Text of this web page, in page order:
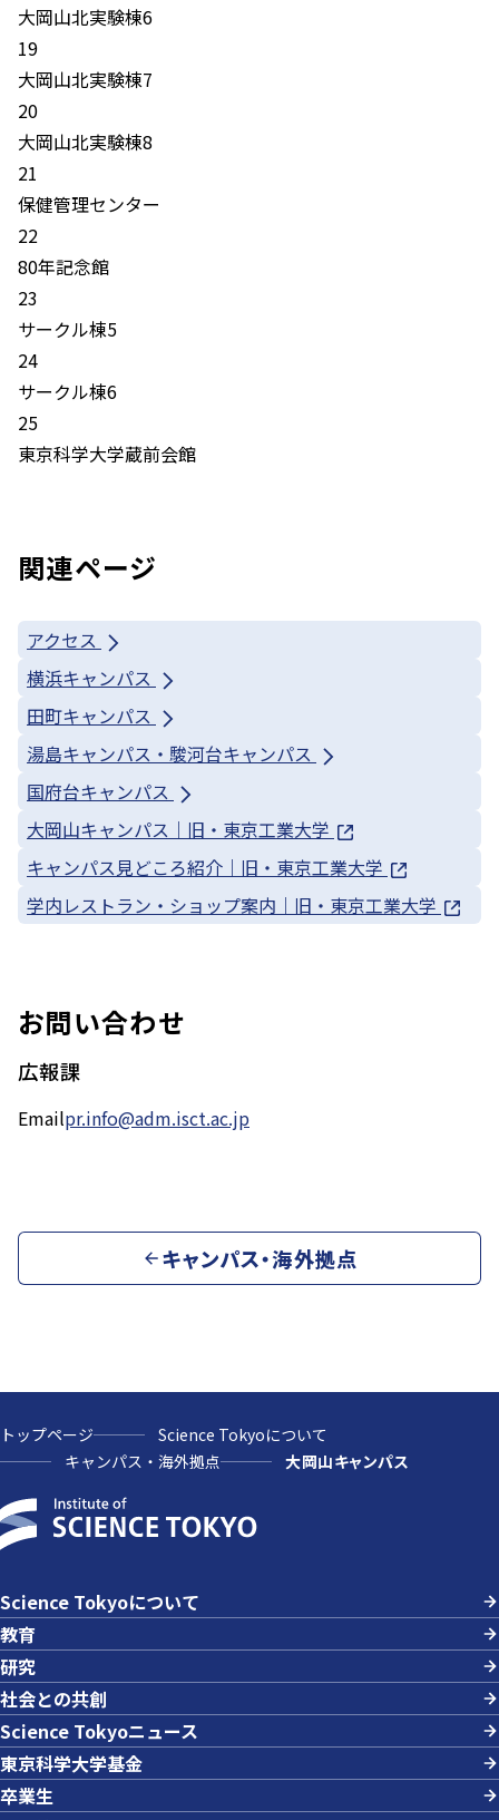
大岡山北実験棟6
19
大岡山北実験棟7
20
大岡山北実験棟8
21
保健管理センター
22
80年記念館
23
サークル棟5
24
サークル棟6
25
東京科学大学蔵前会館
関連ページ
アクセス
横浜キャンパス
田町キャンパス
湯島キャンパス・駿河台キャンパス
国府台キャンパス
大岡山キャンパス｜旧・東京工業大学
キャンパス見どころ紹介｜旧・東京工業大学
学内レストラン・ショップ案内｜旧・東京工業大学
お問い合わせ
広報課
Emailpr.info@adm.isct.ac.jp
キャンパス・海外拠点
トップページ
Science Tokyoについて
キャンパス・海外拠点
大岡山キャンパス
Science Tokyoについて
教育
研究
社会との共創
Science Tokyoニュース
東京科学大学基金
卒業生